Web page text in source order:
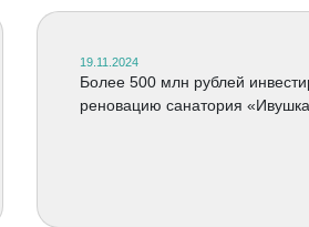
19.11.2024
Более 500 млн рублей
реновацию санатория